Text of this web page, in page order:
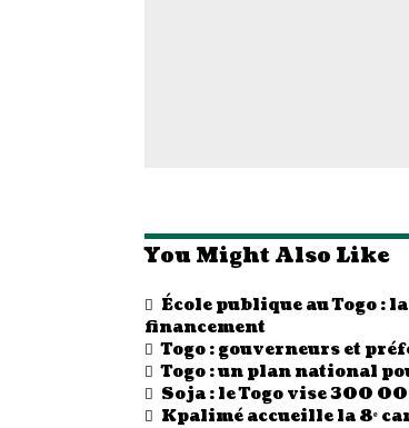
You Might Also Like
École publique au Togo :
financement
Togo : gouverneurs et
Togo : un plan national
Soja : le Togo vise 300
Kpalimé accueille la 8ᵉ